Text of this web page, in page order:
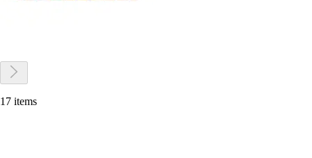
17 items